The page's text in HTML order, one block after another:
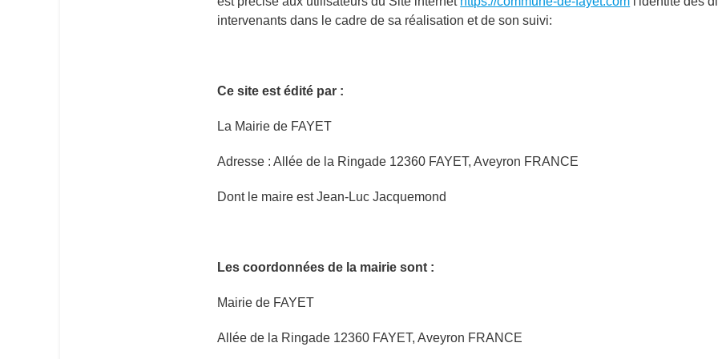
intervenants dans le cadre de sa réalisation et de son suivi:
Ce site est édité par :
La Mairie de FAYET
Adresse : Allée de la Ringade 12360 FAYET, Aveyron FRANCE
Dont le maire est Jean-LucJacquemond
Les coordonnées de la mairie sont :
Mairie de FAYET
Allée de la Ringade 12360 FAYET, Aveyron FRANCE